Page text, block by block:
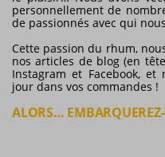
personnellement de
de passionnés avec qui
Cette passion du rhum,
nos articles de blog (en
Instagram et Facebook,
jour dans vos commandes !
ALORS…